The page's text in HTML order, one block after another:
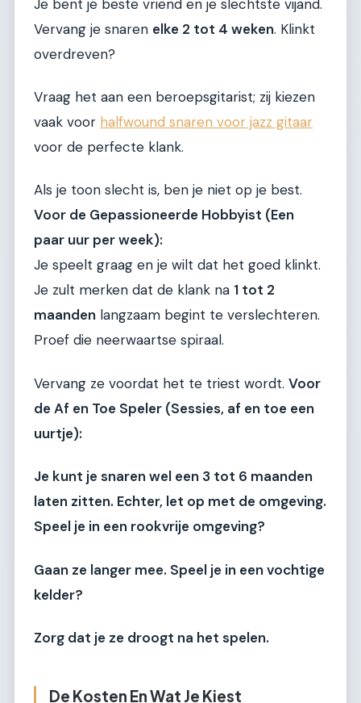
Je bent je beste vriend en je slechtste vijand.
Vervang je snaren elke 2 tot 4 weken. Klinkt
overdreven?
Vraag het aan een beroepsgitarist; zij kiezen
vaak voor halfwound snaren voor jazz gitaar
voor de perfecte klank.
Als je toon slecht is, ben je niet op je best.
Voor de Gepassioneerde Hobbyist (Een
paar uur per week):
Je speelt graag en je wilt dat het goed klinkt.
Je zult merken dat de klank na 1 tot 2
maanden langzaam begint te verslechteren.
Proef die neerwaartse spiraal.
Vervang ze voordat het te triest wordt. Voor
de Af en Toe Speler (Sessies, af en toe een
uurtje):
Je kunt je snaren wel een 3 tot 6 maanden
laten zitten. Echter, let op met de omgeving.
Speel je in een rookvrije omgeving?
Gaan ze langer mee. Speel je in een vochtige
kelder?
Zorg dat je ze droogt na het spelen.
De Kosten En Wat Je Kiest